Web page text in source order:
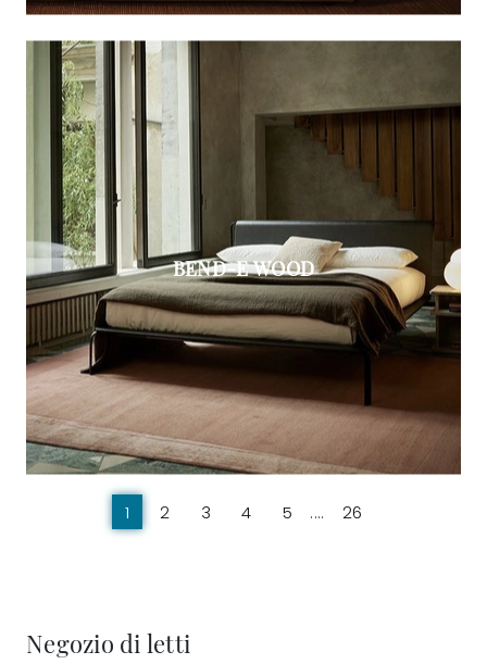
BEND-E WOOD
1 2 3 4 5 .... 26
Negozio di letti